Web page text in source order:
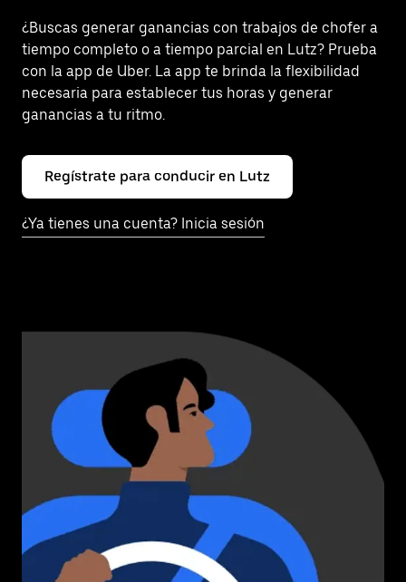
¿Buscas generar ganancias con trabajos de chofer a
tiempo completo o a tiempo parcial en Lutz? Prueba
con la app de Uber. La app te brinda la flexibilidad
necesaria para establecer tus horas y generar
ganancias a tu ritmo.
Regístrate para conducir en Lutz
¿Ya tienes una cuenta? Inicia sesión